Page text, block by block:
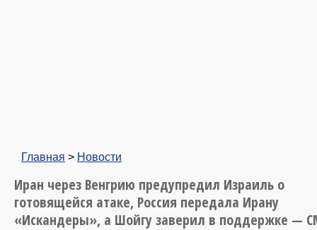
Главная > Новости
Иран через Венгрию предупредил Израиль о
готовящейся атаке, Россия передала Ирану
«Искандеры», а Шойгу заверил в поддержке —